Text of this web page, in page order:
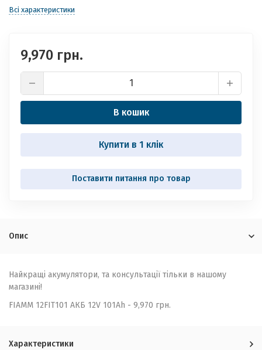
Всі характеристики
9,970 грн.
В кошик
Купити в 1 клік
Опис
Найкращі акумулятори, та консультації тільки в нашому
магазині!
FIAMM 12FIT101 АКБ 12V 101Ah - 9,970 грн.
Характеристики